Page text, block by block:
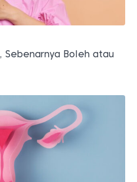
Sebenarnya Boleh atau